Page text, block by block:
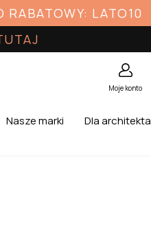
RABATOWY: LATO10
Moje konto
Nasze marki Dla architekta